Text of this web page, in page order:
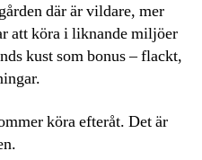
där är vildare, mer
att köra i liknande miljöer
kust som bonus – flackt,
köra efteråt. Det är